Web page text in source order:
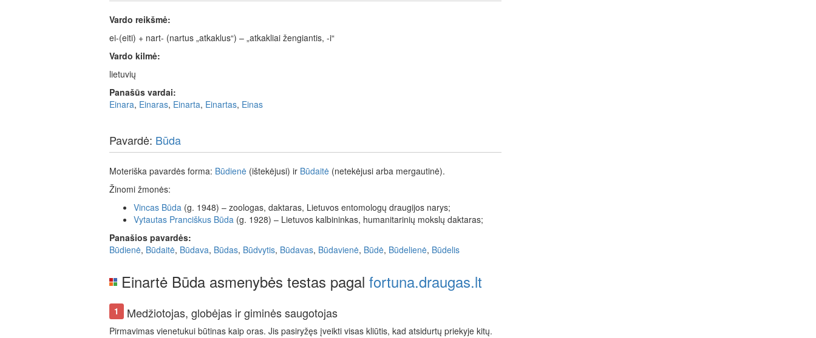
Vardo reikšmė:
ei-(eiti) + nart- (nartus „atkaklus“) – „atkakliai žengiantis, -i“
Vardo kilmė:
lietuvių
Panašūs vardai:
Einara, Einaras, Einarta, Einartas, Einas
Pavardė: Būda
Moteriška pavardės forma: Būdienė(ištekėjusi) ir Būdaitė(netekėjusi arba mergautinė).
Žinomi žmonės:
Vincas Būda(g. 1948) – zoologas, daktaras, Lietuvos entomologų draugijos narys;
Vytautas Pranciškus Būda(g. 1928) – Lietuvos kalbininkas, humanitarinių mokslų daktaras;
Panašios pavardės:
Būdienė, Būdaitė, Būdava, Būdas, Būdvytis, Būdavas, Būdavienė, Būdė, Būdelienė, Būdelis
Einartė Būda asmenybės testas pagal fortuna.draugas.lt
1 Medžiotojas, globėjas ir giminės saugotojas
Pirmavimas vienetukui būtinas kaip oras. Jis pasiryžęs įveikti visas kliūtis, kad atsidurtų priekyje kitų.